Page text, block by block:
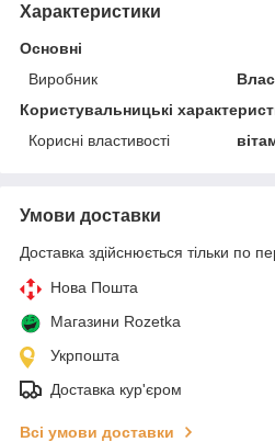
Характеристики
Основні
Виробник
Користувальницькі
Корисні властивості
Умови доставки
Доставка здійснюється тільки по
Нова Пошта
Магазини Rozetka
Укрпошта
Доставка кур'єром
Всі умови доставки